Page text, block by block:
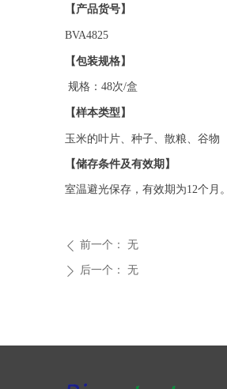
【产品货号】
BVA4825
【包装规格】
规格：48次/盒
【样本类型 】
玉米的叶片、种子、散粮、谷物
【储存条件及有效期】
室温避光保存，有效期为12个月。
ꄴ 前一个： 无
ꄲ 后一个： 无